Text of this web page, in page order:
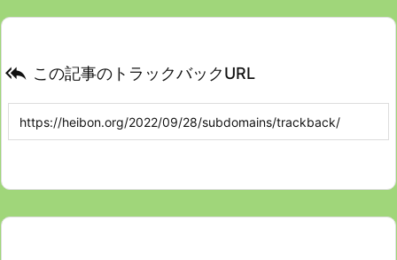
 この記事のトラックバックURL